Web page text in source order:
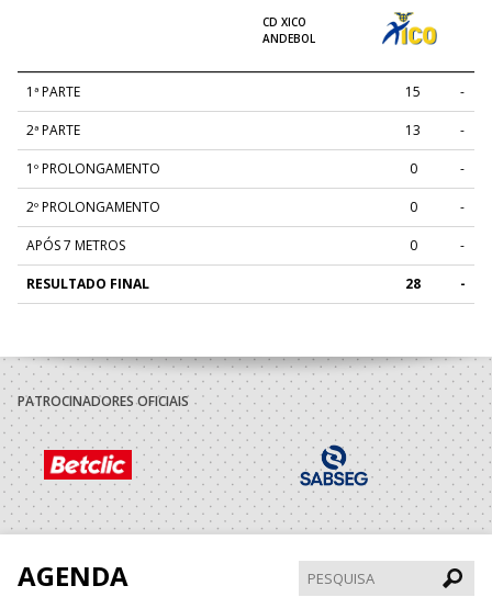
CD XICO
ANDEBOL
1ª PARTE 15 -
2ª PARTE 13 -
1º PROLONGAMENTO 0 -
2º PROLONGAMENTO 0 -
APÓS 7 METROS 0 -
RESULTADO FINAL 28 -
PATROCINADORES OFICIAIS
AGENDA